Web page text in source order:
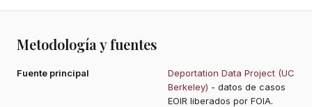
Metodología y fuentes
Fuente principal
Deportation Data Project (UC
Berkeley) - datos de casos
EOIR liberados por FOIA.